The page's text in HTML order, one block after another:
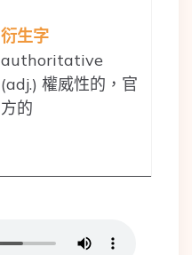
衍生字
authoritative
(adj.) 權威性的，官
方的